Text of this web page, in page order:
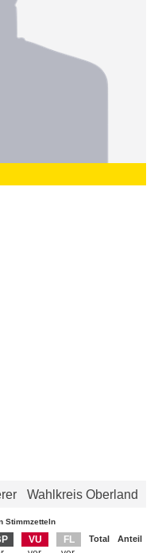
Wahlkreis Oberland
Stimmzetteln
VU FL Total Anteil